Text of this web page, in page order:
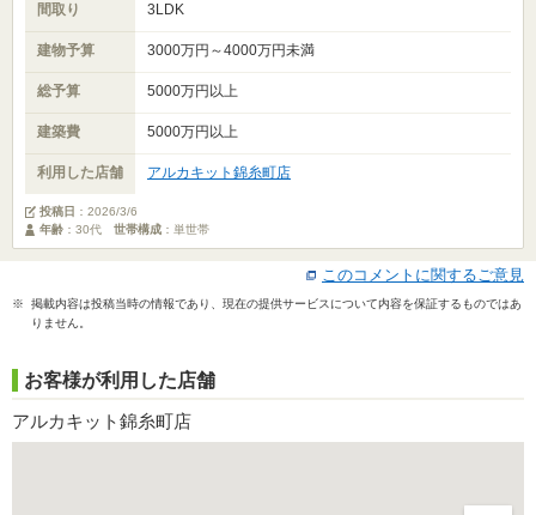
間取り 3LDK
建物予算 3000万円～4000万円未満
総予算 5000万円以上
建築費 5000万円以上
利用した店舗 アルカキット錦糸町店
投稿日 ： 2026/3/6
年齢 ：30代 世帯構成 ：単世帯
このコメントに関するご意見
※ 掲載内容は投稿当時の情報であり、現在の提供サービスについて内容を保証するものではあ
りません。
お客様が利用した店舗
アルカキット錦糸町店